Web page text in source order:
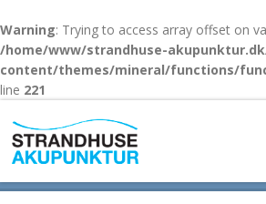
Warning: Trying to access array offset on
/home/www/strandhuse-
content/themes/mineral/functions/
line 221